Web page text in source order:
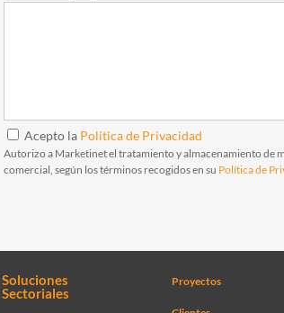
Acepto la Política de Privacidad
Autorizo a Marketinet el tratamiento y almacenamiento de
comercial, según los términos recogidos en su Política de
Soluciones
Sectoriales
Proyectos